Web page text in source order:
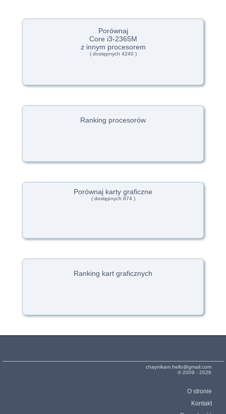
Porównaj
Core i3-2365M
z innym procesorem
( dostępnych 4240 )
Ranking procesorów
Porównaj karty graficzne
( dostępnych 874 )
Ranking kart graficznych
chaynikam.hello@gmail.com
© 2009 - 2026
O stronie
Kontakt